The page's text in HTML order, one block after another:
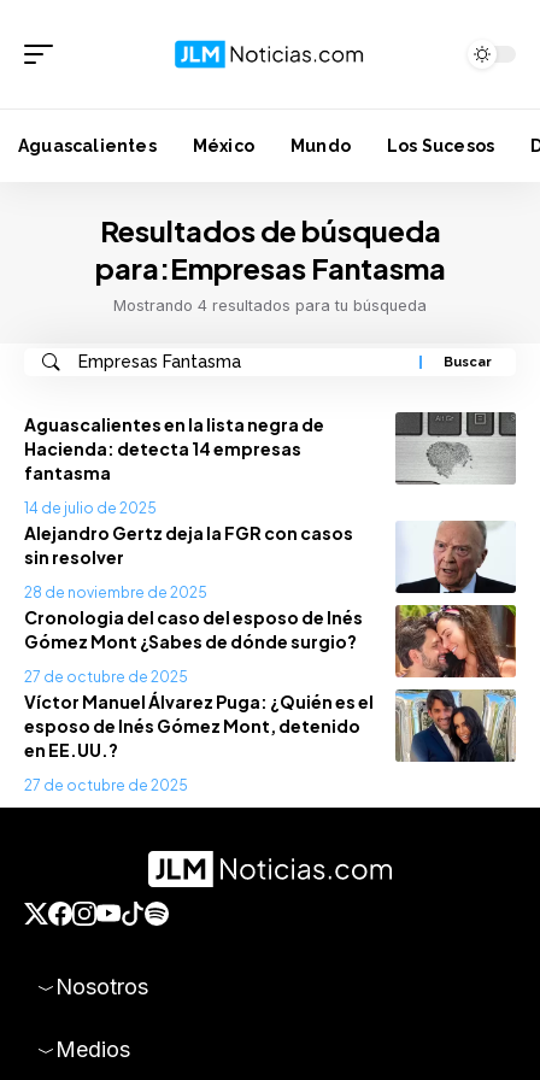
Aguascalientes México Mundo Los Sucesos
Resultados de búsqueda
para:Empresas Fantasma
Mostrando 4 resultados para tu búsqueda
Aguascalientes en la lista negra de
Hacienda: detecta 14 empresas
fantasma
14 de julio de 2025
Alejandro Gertz deja la FGR con casos
sin resolver
28 de noviembre de 2025
Cronologia del caso del esposo de Inés
Gómez Mont ¿Sabes de dónde surgio?
27 de octubre de 2025
Víctor Manuel Álvarez Puga: ¿Quién es el
esposo de Inés Gómez Mont, detenido
en EE.UU.?
27 de octubre de 2025
Nosotros
Medios